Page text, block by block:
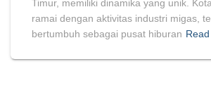
Timur, memiliki dinamika yang unik.
ramai dengan aktivitas industri migas,
bertumbuh sebagai pusat hiburan